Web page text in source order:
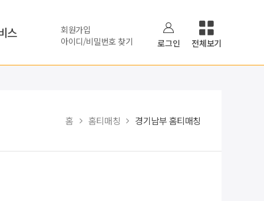
스
회원가입
아이디/비밀번호 찾기
로그인 전체보기
홈 홈티매칭 경기남부 홈티매칭